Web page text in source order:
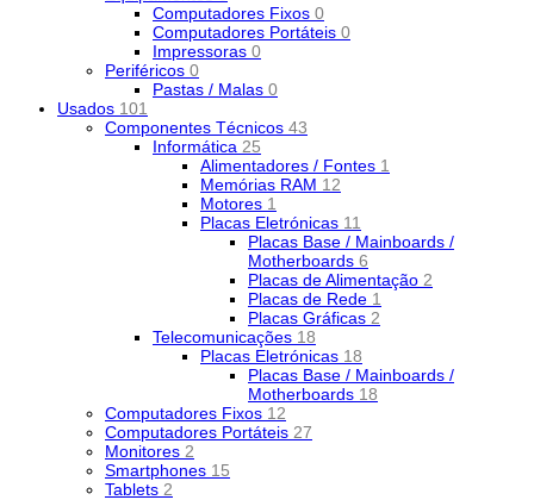
Computadores Fixos 0
Computadores Portáteis 0
Impressoras 0
Periféricos 0
Pastas / Malas 0
Usados 101
Componentes Técnicos 43
Informática 25
Alimentadores / Fontes 1
Memórias RAM 12
Motores 1
Placas Eletrónicas 11
Placas Base / Mainboards /
Motherboards 6
Placas de Alimentação 2
Placas de Rede 1
Placas Gráficas 2
Telecomunicações 18
Placas Eletrónicas 18
Placas Base / Mainboards /
Motherboards 18
Computadores Fixos 12
Computadores Portáteis 27
Monitores 2
Smartphones 15
Tablets 2